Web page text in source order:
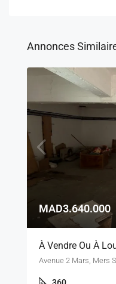
Annonces
MAD3.640.000
360